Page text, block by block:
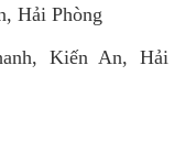
Hải Phòng
Kiến An, Hải